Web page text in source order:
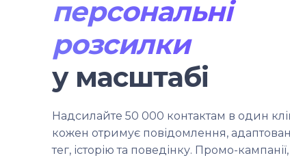
персональні
розсилки
у масштабі
Надсилайте 50 000 контактам в один
кожен отримує повідомлення,
тег, історію та поведінку. Промо-кампанії,